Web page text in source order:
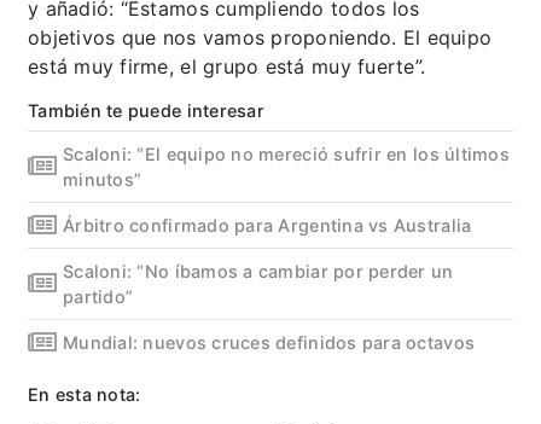
y añadió: “Estamos cumpliendo todos los
objetivos que nos vamos proponiendo. El equipo
está muy firme, el grupo está muy fuerte”.
También te puede interesar
Scaloni: “El equipo no mereció sufrir en los últimos
minutos”
Árbitro confirmado para Argentina vs Australia
Scaloni: “No íbamos a cambiar por perder un
partido”
Mundial: nuevos cruces definidos para octavos
En esta nota: